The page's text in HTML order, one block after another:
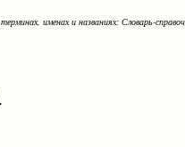
именах и названиях: Словарь-